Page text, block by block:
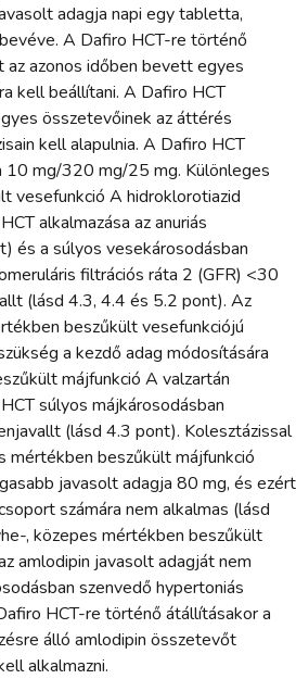
adagja napi egy tabletta,
A Dafiro HCT-re történő
azonos időben bevett egyes
kell beállítani. A Dafiro HCT
összetevőinek az áttérés
kell alapulnia. A Dafiro HCT
10 mg/320 mg/25 mg. Különleges
vesefunkció A hidroklorotiazid
alkalmazása az anuriás
és a súlyos vesekárosodásban
filtrációs ráta 2 (GFR) <30
(lásd 4.3, 4.4 és 5.2 pont). Az
beszűkült vesefunkciójú
a kezdő adag módosítására
májfunkció A valzartán
súlyos májkárosodásban
(lásd 4.3 pont). Kolesztázissal
mértékben beszűkült májfunkció
javasolt adagja 80 mg, és ezért
számára nem alkalmas (lásd
, közepes mértékben beszűkült
amlodipin javasolt adagját nem
szenvedő hypertoniás
HCT-re történő átállításakor a
álló amlodipin összetevőt
alkalmazni.